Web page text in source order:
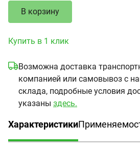
В корзину
Купить в 1 клик
Возможна доставка
компанией или самовывоз с
склада, подробные условия
указаны здесь.
Характеристики
(активная вкладка)